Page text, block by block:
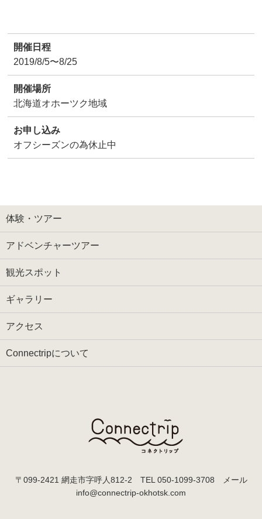
開催日程
2019/8/5〜8/25
開催場所
北海道オホーツク地域
お申し込み
オフシーズンの為休止中
体験・ツアー
アドベンチャーツアー
観光スポット
ギャラリー
アクセス
Connectripについて
〒099-2421 網走市字呼人812-2 TEL 050-1099-3708 メール
info@connectrip-okhotsk.com